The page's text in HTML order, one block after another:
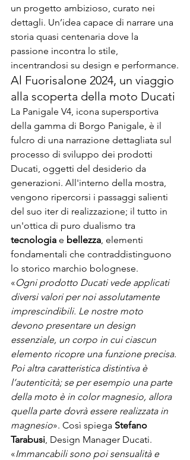
un progetto ambizioso, curato nei
dettagli. Un’idea capace di narrare una
storia quasi centenaria dove la
passione incontra lo stile,
incentrandosi su design e performance.
Al Fuorisalone 2024, un viaggio
alla scoperta della moto Ducati
La Panigale V4, icona supersportiva
della gamma di Borgo Panigale, è il
fulcro di una narrazione dettagliata sul
processo di sviluppo dei prodotti
Ducati, oggetti del desiderio da
generazioni. All'interno della mostra,
vengono ripercorsi i passaggi salienti
del suo iter di realizzazione; il tutto in
un'ottica di puro dualismo tra
tecnologia e bellezza , elementi
fondamentali che contraddistinguono
lo storico marchio bolognese.
«Ogni prodotto Ducati vede applicati
diversi valori per noi assolutamente
imprescindibili. Le nostre moto
devono presentare un design
essenziale, un corpo in cui ciascun
elemento ricopre una funzione precisa.
Poi altra caratteristica distintiva è
l’autenticità; se per esempio una parte
della moto è in color magnesio, allora
quella parte dovrà essere realizzata in
magnesio». Così spiega Stefano
Tarabusi , Design Manager Ducati.
«Immancabili sono poi sensualità e